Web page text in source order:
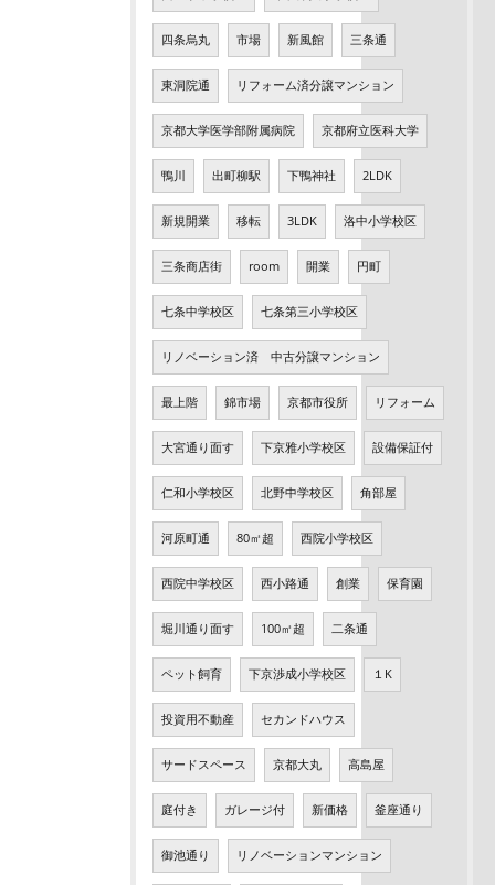
四条烏丸 市場 新風館 三条通
東洞院通 リフォーム済分譲マンション
京都大学医学部附属病院 京都府立医科大学
鴨川 出町柳駅 下鴨神社 2LDK
新規開業 移転 3LDK 洛中小学校区
三条商店街 room 開業 円町
七条中学校区 七条第三小学校区
リノベーション済 中古分譲マンション
最上階 錦市場 京都市役所 リフォーム
大宮通り面す 下京雅小学校区 設備保証付
仁和小学校区 北野中学校区 角部屋
河原町通 80㎡超 西院小学校区
西院中学校区 西小路通 創業 保育園
堀川通り面す 100㎡超 二条通
ペット飼育 下京渉成小学校区 １K
投資用不動産 セカンドハウス
サードスペース 京都大丸 高島屋
庭付き ガレージ付 新価格 釜座通り
御池通り リノベーションマンション